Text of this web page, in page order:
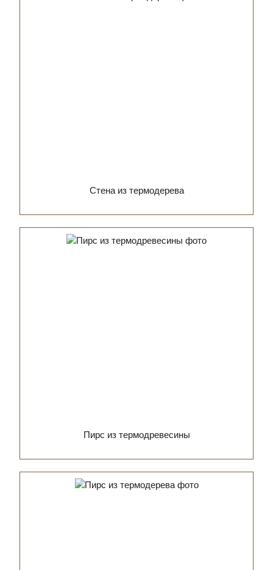
Стена из термодерева
Пирс из термодревесины